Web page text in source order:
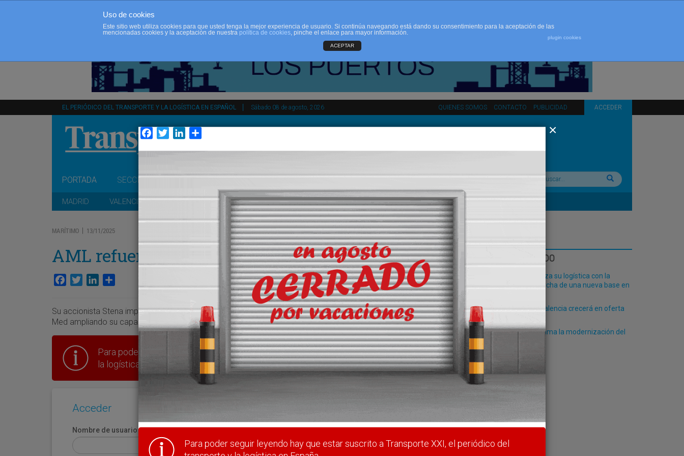
QUIENES SOMOS CONTACTO PUBLICIDAD ACCEDER
EL PERIÓDICO DEL TRANSPORTE Y LA LOGÍSTICA EN ESPAÑOL Sábado 08 de agosto, 2026
PORTADA SECCIONES Buscar:
MADRID VALENCIA CATALUÑA ANDALUCÍA PAÍS VASCO ESPAÑA INTERNACIONAL
MARÍTIMO 13/11/2025
AML refuerza su oferta ro-pax en el Estrecho
Facebook
TwitterLinkedIn
Su accionista Stena impulsa a la naviera marroquí para optimizar la conexión entre los puertos de Algeciras y Tánger
Med ampliando su capacidad de transporte en sus servicios de carga y pasaje.
Para poder seguir leyendo hay que estar suscrito a Transporte XXI, el periódico del transporte y
la logística en España.
Acceder
Nombre de usuario Nombre de usuario (elija un nombre)*
LO MÁS LEÍDO
Fribasa refuerza su logística con la
puesta en marcha de una nueva base en
El Puerto de Valencia crecerá en oferta
Algeciras reclama la modernización del
Uso de cookies
Este sitio web utiliza cookies para que usted tenga la mejor experiencia de usuario. Si continúa navegando está dando su consentimiento para la aceptación de las
mencionadas cookies y la aceptación de nuestra política de cookies, pinche el enlace para mayor información.
plugin cookies
ACEPTAR
Facebook
TwitterLinkedIn
Para poder seguir leyendo hay que estar suscrito a Transporte XXI, el periódico del